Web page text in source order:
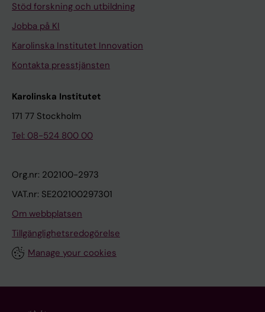
Stöd forskning och utbildning
Jobba på KI
Karolinska Institutet Innovation
Kontakta presstjänsten
Karolinska Institutet
171 77 Stockholm
Tel: 08-524 800 00
Org.nr: 202100-2973
VAT.nr: SE202100297301
Om webbplatsen
Tillgänglighetsredogörelse
Manage your cookies